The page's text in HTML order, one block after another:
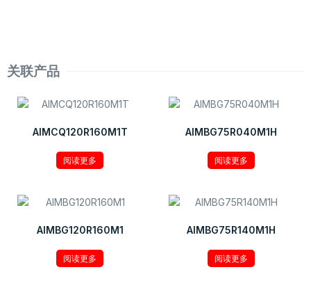
关联产品
AIMCQ120R160M1T
阅读更多
AIMBG75R040M1H
阅读更多
AIMBG120R160M1
阅读更多
AIMBG75R140M1H
阅读更多